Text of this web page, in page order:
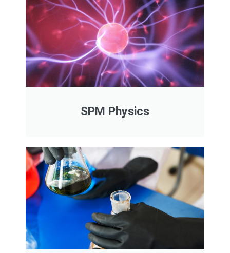
SPM Physics